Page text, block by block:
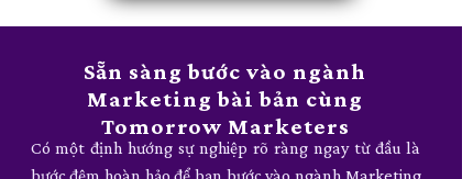
Sẵn sàng bước vào ngành
Marketing bài bản cùng
Tomorrow Marketers
Có một định hướng sự nghiệp rõ ràng ngay từ đầu là